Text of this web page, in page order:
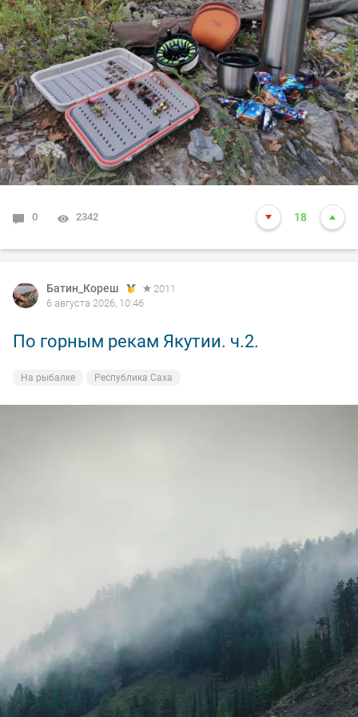
0 2342 18
Батин_Кореш
2011
6 августа 2026, 10:46
По горным рекам Якутии. ч.2.
На рыбалке Республика Саха